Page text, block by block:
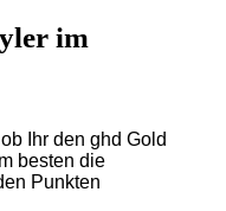
im
Ihr den ghd Gold
besten die
Punkten